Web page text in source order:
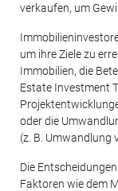
verkaufen, um
um ihre Ziele zu
Immobilien, die
Estate Investment
oder die
(z. B. Umwandlung
Die
Faktoren wie dem